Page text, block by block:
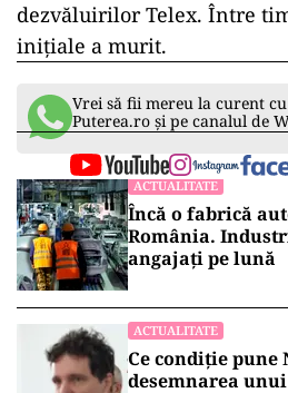
dezvăluirilor Telex. Între
inițiale a murit.
Vrei să fii mereu la curent
Puterea.ro și pe canalul de
ACTUALITATE
Încă o fabrică
România.
angajați pe lună
ACTUALITATE
Ce condiție pune
desemnarea